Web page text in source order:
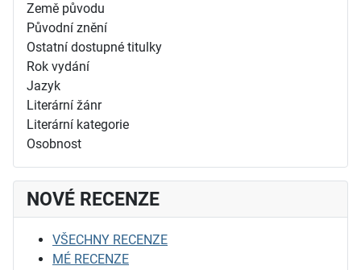
Země původu
Původní znění
Ostatní dostupné titulky
Rok vydání
Jazyk
Literární žánr
Literární kategorie
Osobnost
NOVÉ RECENZE
VŠECHNY RECENZE
MÉ RECENZE